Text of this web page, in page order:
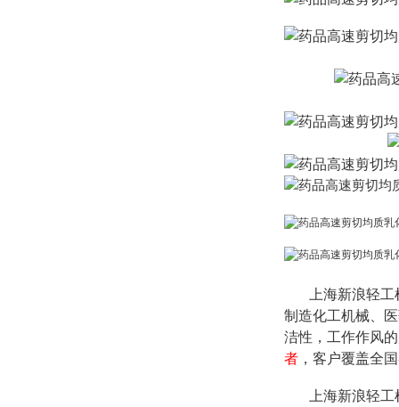
上海新浪轻工机
制造化工机械、
洁性，工作作风
者 ，客户覆盖全
上海新浪轻工机